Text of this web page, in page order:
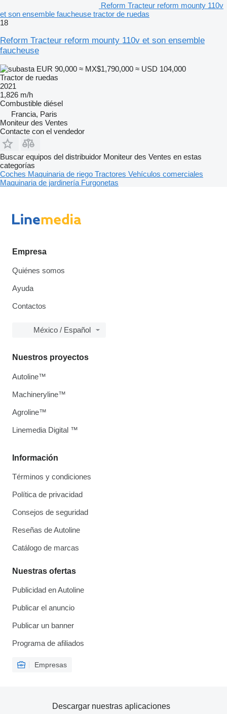
Reform Tracteur reform mounty 110v
et son ensemble faucheuse tractor de ruedas
18
Reform Tracteur reform mounty 110v et son ensemble
faucheuse
EUR 90,000 ≈ MX$1,790,000 ≈ USD 104,000
Tractor de ruedas
2021
1,826 m/h
Combustible diésel
Francia, Paris
Moniteur des Ventes
Contacte con el vendedor
Buscar equipos del distribuidor Moniteur des Ventes en estas
categorías
Coches Maquinaria de riego Tractores Vehículos comerciales
Maquinaria de jardinería Furgonetas
Empresa
Quiénes somos
Ayuda
Contactos
México / Español
Información
Términos y condiciones
Política de privacidad
Consejos de seguridad
Reseñas de Autoline
Catálogo de marcas
Nuestras ofertas
Publicidad en Autoline
Publicar el anuncio
Publicar un banner
Programa de afiliados
Empresas
Nuestros proyectos
Autoline™
Machineryline™
Agroline™
Linemedia Digital ™
Descargar nuestras aplicaciones